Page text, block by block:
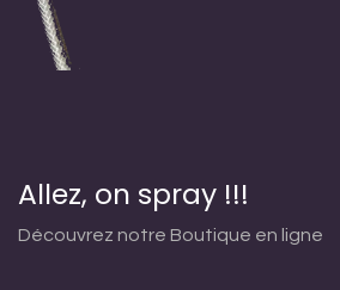
Allez, on spray !!!
Découvrez notre Boutique en ligne